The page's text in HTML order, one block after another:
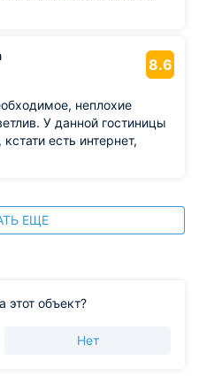
8.6
неплохие
У данной гостиницы
есть интернет,
ЕЩЕ
этот объект?
Нет